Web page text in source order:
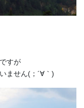
すが
ません(；´∀｀)